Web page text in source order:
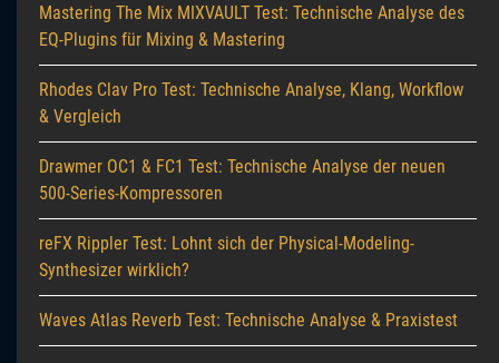
Mastering The Mix MIXVAULT Test: Technische Analyse des
EQ-Plugins für Mixing & Mastering
Rhodes Clav Pro Test: Technische Analyse, Klang, Workflow
& Vergleich
Drawmer OC1 & FC1 Test: Technische Analyse der neuen
500-Series-Kompressoren
reFX Rippler Test: Lohnt sich der Physical-Modeling-
Synthesizer wirklich?
Waves Atlas Reverb Test: Technische Analyse & Praxistest